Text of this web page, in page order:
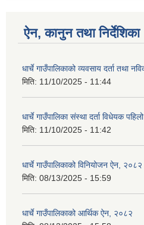
ऐन, कानुन तथा निर्देशिका
धार्चे गाउँपालिकाको व्यवसाय दर्ता तथा
मिति: 11/10/2025 - 11:44
धार्चे गाउँपालिका संस्था दर्ता विधेयक
मिति: 11/10/2025 - 11:42
धार्चे गाउँपालिकाको विनियोजन ऐन, २०८२
मिति: 08/13/2025 - 15:59
धार्चे गाउँपालिकाको आर्थिक ऐन, २०८२